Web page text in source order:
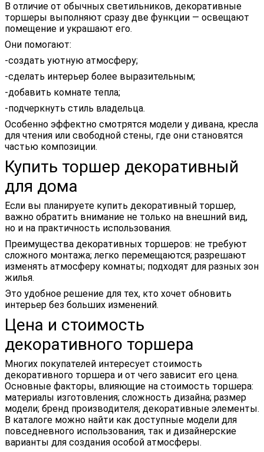
В отличие от обычных светильников, декоративные
торшеры выполняют сразу две функции — освещают
помещение и украшают его.
Они помогают:
-создать уютную атмосферу;
-сделать интерьер более выразительным;
-добавить комнате тепла;
-подчеркнуть стиль владельца.
Особенно эффектно смотрятся модели у дивана, кресла
для чтения или свободной стены, где они становятся
частью композиции.
Купить торшер декоративный
для дома
Если вы планируете купить декоративный торшер,
важно обратить внимание не только на внешний вид,
но и на практичность использования.
Преимущества декоративных торшеров: не требуют
сложного монтажа; легко перемещаются; разрешают
изменять атмосферу комнаты; подходят для разных зон
жилья.
Это удобное решение для тех, кто хочет обновить
интерьер без больших изменений.
Цена и стоимость
декоративного торшера
Многих покупателей интересует стоимость
декоративного торшера и от чего зависит его цена.
Основные факторы, влияющие на стоимость торшера:
материалы изготовления; сложность дизайна; размер
модели; бренд производителя; декоративные элементы.
В каталоге можно найти как доступные модели для
повседневного использования, так и дизайнерские
варианты для создания особой атмосферы.